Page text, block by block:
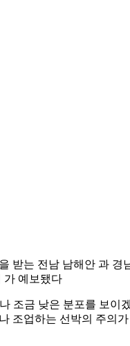
는 전남 남해안 과 경
가 예보됐다
조금 낮은 분포를 보이
조업하는 선박의 주의